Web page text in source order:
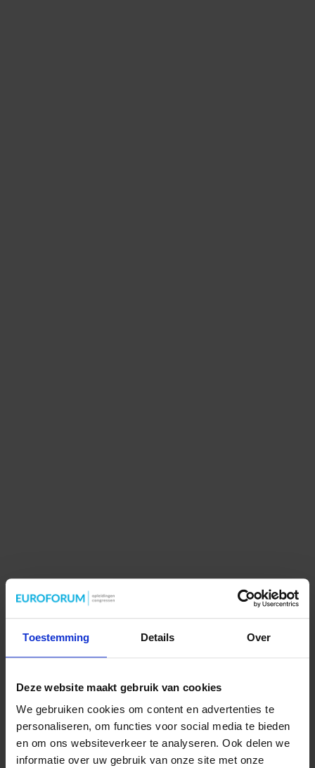
Toestemming Details Over
Deze website maakt gebruik van cookies
We gebruiken cookies om content en advertenties te
personaliseren, om functies voor social media te bieden
en om ons websiteverkeer te analyseren. Ook delen we
informatie over uw gebruik van onze site met onze